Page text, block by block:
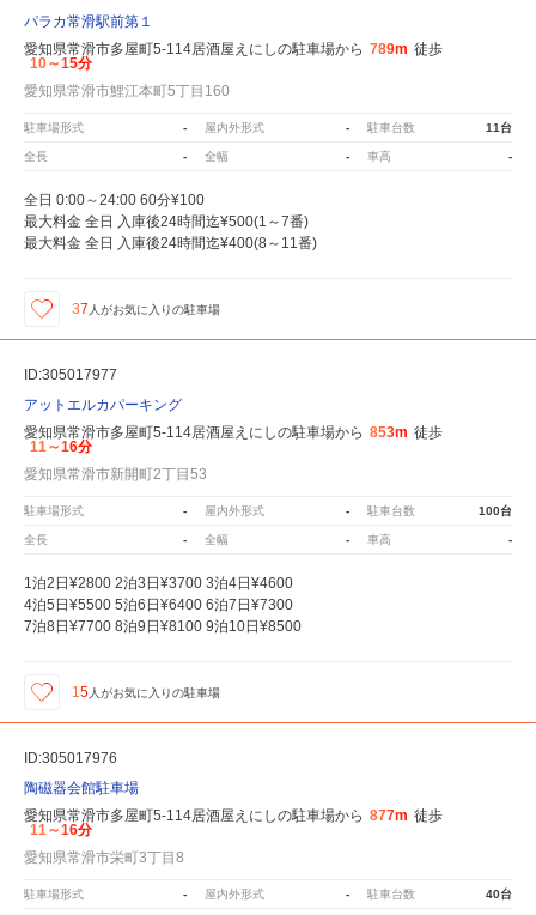
パラカ常滑駅前第１
愛知県常滑市多屋町5-114居酒屋えにしの駐車場から 789m 徒歩
10～15分
愛知県常滑市鯉江本町5丁目160
駐車場形式 - 屋内外形式 - 駐車台数 11台
全長 - 全幅 - 車高 -
全日 0:00～24:00 60分¥100
最大料金 全日 入庫後24時間迄¥500(1～7番)
最大料金 全日 入庫後24時間迄¥400(8～11番)
37 人がお気に入りの駐車場
ID:305017977
アットエルカパーキング
愛知県常滑市多屋町5-114居酒屋えにしの駐車場から 853m 徒歩
11～16分
愛知県常滑市新開町2丁目53
駐車場形式 - 屋内外形式 - 駐車台数 100台
全長 - 全幅 - 車高 -
1泊2日¥2800 2泊3日¥3700 3泊4日¥4600
4泊5日¥5500 5泊6日¥6400 6泊7日¥7300
7泊8日¥7700 8泊9日¥8100 9泊10日¥8500
15 人がお気に入りの駐車場
ID:305017976
陶磁器会館駐車場
愛知県常滑市多屋町5-114居酒屋えにしの駐車場から 877m 徒歩
11～16分
愛知県常滑市栄町3丁目8
駐車場形式 - 屋内外形式 - 駐車台数 40台